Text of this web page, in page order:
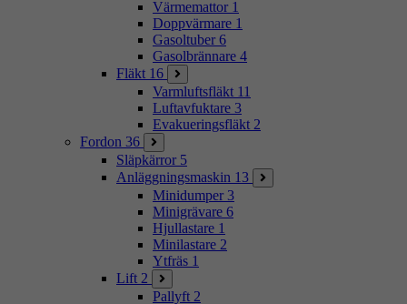
Värmemattor 1
Doppvärmare 1
Gasoltuber 6
Gasolbrännare 4
Fläkt 16
Varmluftsfläkt 11
Luftavfuktare 3
Evakueringsfläkt 2
Fordon 36
Släpkärror 5
Anläggningsmaskin 13
Minidumper 3
Minigrävare 6
Hjullastare 1
Minilastare 2
Ytfräs 1
Lift 2
Pallyft 2